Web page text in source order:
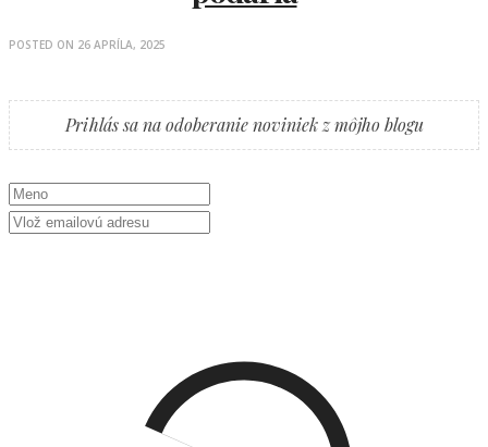
POSTED ON 26 APRÍLA, 2025
Prihlás sa na odoberanie noviniek z môjho blogu